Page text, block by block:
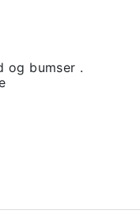
og bumser .